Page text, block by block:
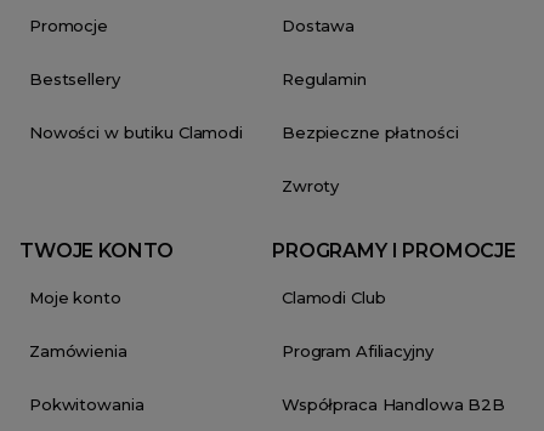
Promocje
Bestsellery
Nowości w butiku Clamodi
Dostawa
Regulamin
Bezpieczne płatności
Zwroty
TWOJE KONTO
Moje konto
Zamówienia
Pokwitowania
PROGRAMY I PROMOCJE
Clamodi Club
Program Afiliacyjny
Współpraca Handlowa B2B